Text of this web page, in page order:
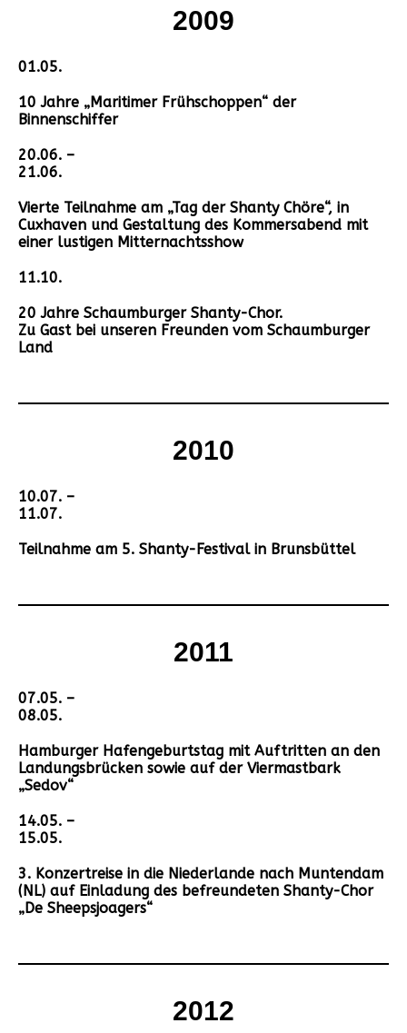
2009
01.05.
10 Jahre „Maritimer Frühschoppen“ der
Binnenschiffer
20.06. –
21.06.
Vierte Teilnahme am „Tag der Shanty Chöre“, in
Cuxhaven und Gestaltung des Kommersabend mit
einer lustigen Mitternachtsshow
11.10.
20 Jahre Schaumburger Shanty-Chor.
Zu Gast bei unseren Freunden vom Schaumburger
Land
2010
10.07. –
11.07.
Teilnahme am 5. Shanty-Festival in Brunsbüttel
2011
07.05. –
08.05.
Hamburger Hafengeburtstag mit Auftritten an den
Landungsbrücken sowie auf der Viermastbark
„Sedov“
14.05. –
15.05.
3. Konzertreise in die Niederlande nach Muntendam
(NL) auf Einladung des befreundeten Shanty-Chor
„De Sheepsjoagers“
2012